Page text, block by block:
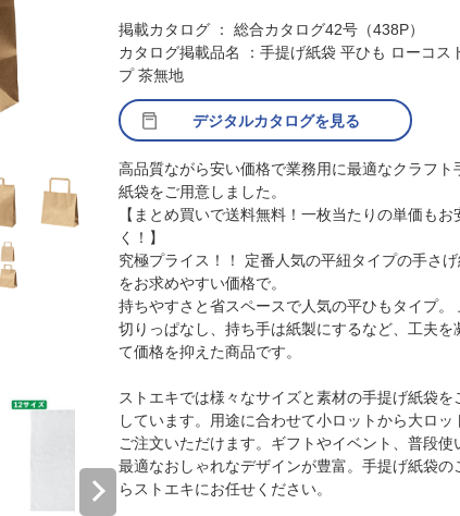
掲載カタログ ： 総合カタログ42号（438P）
デジタルカタログを見る
カタログ掲載品名 ：手提げ紙袋 平ひも ローコス
プ 茶無地
高品質ながら安い価格で業務用に最適なクラフト
紙袋をご用意しました。
【まとめ買いで送料無料！一枚当たりの単価もお
く！】
究極プライス！！ 定番人気の平紐タイプの手さ
をお求めやすい価格で。
持ちやすさと省スペースで人気の平ひもタイプ。
切りっぱなし、持ち手は紙製にするなど、工夫を
て価格を抑えた商品です。
ストエキでは様々なサイズと素材の手提げ紙袋を
しています。用途に合わせて小ロットから大ロッ
ご注文いただけます。ギフトやイベント、普段使
最適なおしゃれなデザインが豊富。手提げ紙袋の
らストエキにお任せください。